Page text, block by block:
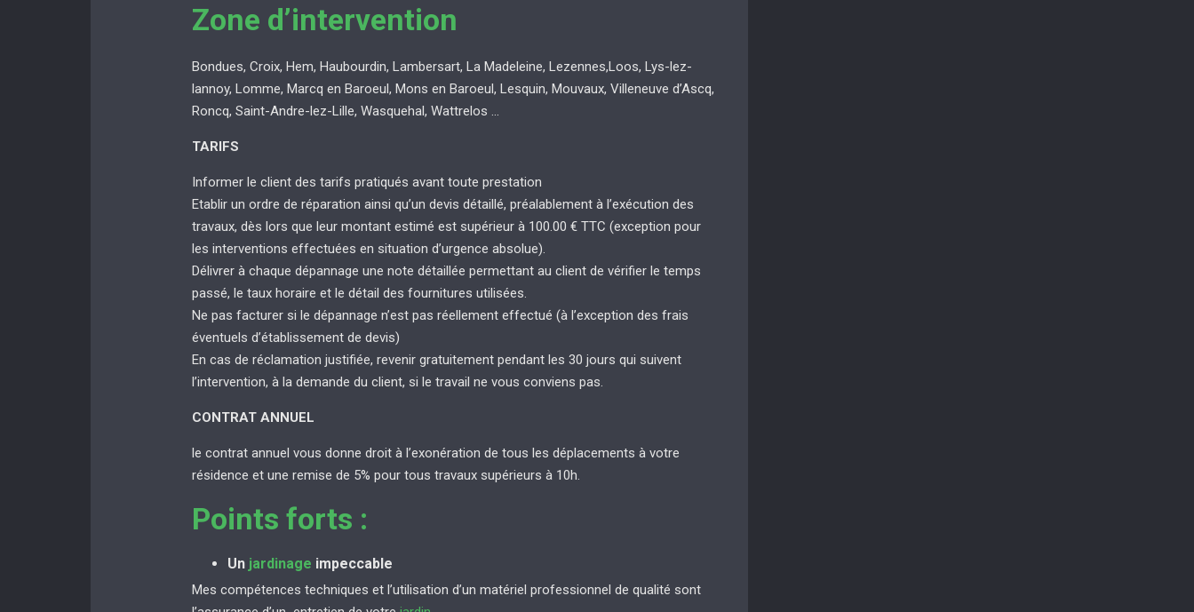
Zone d’intervention
Bondues, Croix, Hem, Haubourdin, Lambersart, La Madeleine, Lezennes,Loos, Lys-lez-
lannoy, Lomme, Marcq en Baroeul, Mons en Baroeul, Lesquin, Mouvaux, Villeneuve d’Ascq,
Roncq, Saint-Andre-lez-Lille, Wasquehal, Wattrelos …
TARIFS
Informer le client des tarifs pratiqués avant toute prestation
Etablir un ordre de réparation ainsi qu’un devis détaillé, préalablement à l’exécution des
travaux, dès lors que leur montant estimé est supérieur à 100.00 € TTC (exception pour
les interventions effectuées en situation d’urgence absolue).
Délivrer à chaque dépannage une note détaillée permettant au client de vérifier le temps
passé, le taux horaire et le détail des fournitures utilisées.
Ne pas facturer si le dépannage n’est pas réellement effectué (à l’exception des frais
éventuels d’établissement de devis)
En cas de réclamation justifiée, revenir gratuitement pendant les 30 jours qui suivent
l’intervention, à la demande du client, si le travail ne vous conviens pas.
CONTRAT ANNUEL
le contrat annuel vous donne droit à l’exonération de tous les déplacements à votre
résidence et une remise de 5% pour tous travaux supérieurs à 10h.
Points forts :
Un jardinage impeccable
Mes compétences techniques et l’utilisation d’un matériel professionnel de qualité sont